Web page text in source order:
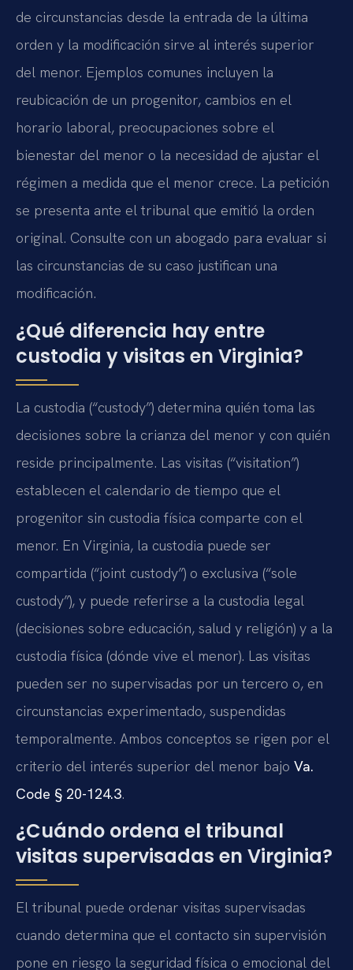
de circunstancias desde la entrada de la última
orden y la modificación sirve al interés superior
del menor. Ejemplos comunes incluyen la
reubicación de un progenitor, cambios en el
horario laboral, preocupaciones sobre el
bienestar del menor o la necesidad de ajustar el
régimen a medida que el menor crece. La petición
se presenta ante el tribunal que emitió la orden
original. Consulte con un abogado para evaluar si
las circunstancias de su caso justifican una
modificación.
¿Qué diferencia hay entre
custodia y visitas en Virginia?
La custodia (“custody”) determina quién toma las
decisiones sobre la crianza del menor y con quién
reside principalmente. Las visitas (“visitation”)
establecen el calendario de tiempo que el
progenitor sin custodia física comparte con el
menor. En Virginia, la custodia puede ser
compartida (“joint custody”) o exclusiva (“sole
custody”), y puede referirse a la custodia legal
(decisiones sobre educación, salud y religión) y a la
custodia física (dónde vive el menor). Las visitas
pueden ser no supervisadas por un tercero o, en
circunstancias experimentado, suspendidas
temporalmente. Ambos conceptos se rigen por el
criterio del interés superior del menor bajo Va.
Code § 20-124.3.
¿Cuándo ordena el tribunal
visitas supervisadas en Virginia?
El tribunal puede ordenar visitas supervisadas
cuando determina que el contacto sin supervisión
pone en riesgo la seguridad física o emocional del